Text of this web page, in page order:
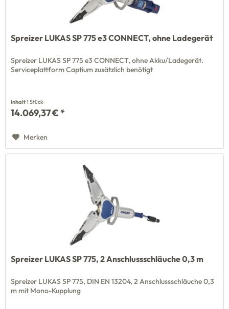
Spreizer LUKAS SP 775 e3 CONNECT, ohne Ladegerät
Spreizer LUKAS SP 775 e3 CONNECT, ohne Akku/Ladegerät.
Serviceplattform Captium zusätzlich benötigt
Inhalt1 Stück
14.069,37 € *
Merken
Spreizer LUKAS SP 775, 2 Anschlussschläuche 0,3 m
Spreizer LUKAS SP 775, DIN EN 13204, 2 Anschlussschläuche 0,3
m mit Mono-Kupplung